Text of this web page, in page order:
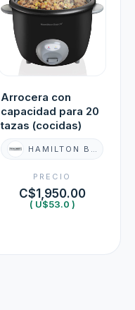
Arrocera con
capacidad para 20
tazas (cocidas)
HAMILTON BEACH
PRECIO
C$1,950.00
( U$53.0 )